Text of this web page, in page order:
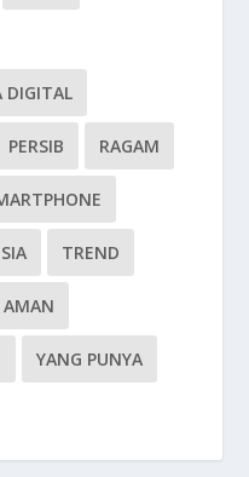
DIGITAL
PERSIB RAGAM
TREND
AMAN
YANG PUNYA